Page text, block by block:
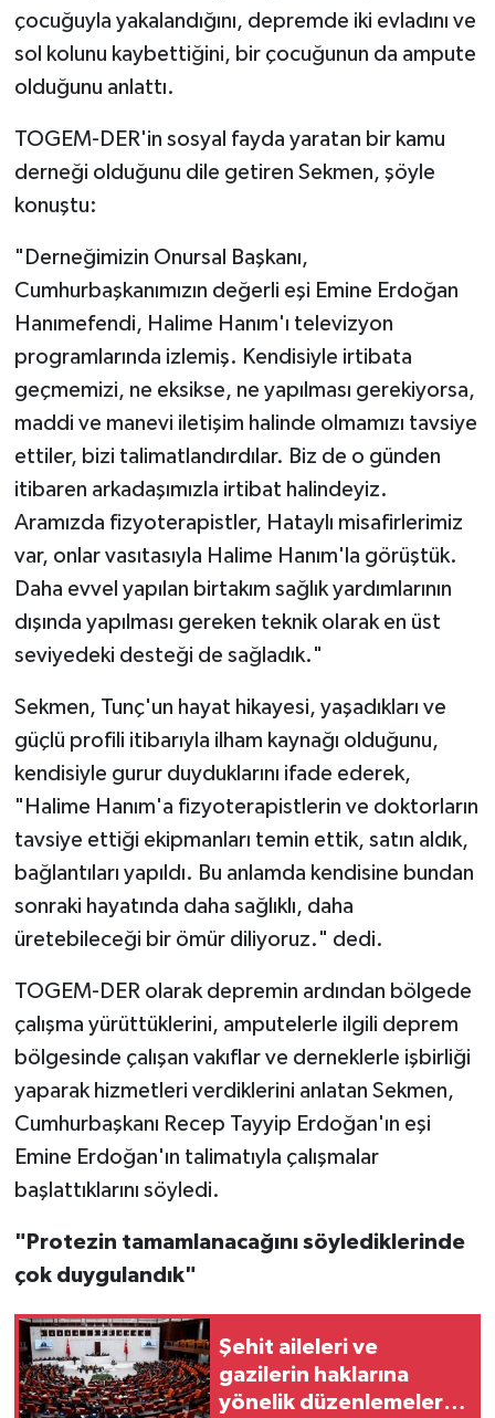
çocuğuyla yakalandığını, depremde iki evladını ve
sol kolunu kaybettiğini, bir çocuğunun da ampute
olduğunu anlattı.
TOGEM-DER'in sosyal fayda yaratan bir kamu
derneği olduğunu dile getiren Sekmen, şöyle
konuştu:
"Derneğimizin Onursal Başkanı,
Cumhurbaşkanımızın değerli eşi Emine Erdoğan
Hanımefendi, Halime Hanım'ı televizyon
programlarında izlemiş. Kendisiyle irtibata
geçmemizi, ne eksikse, ne yapılması gerekiyorsa,
maddi ve manevi iletişim halinde olmamızı tavsiye
ettiler, bizi talimatlandırdılar. Biz de o günden
itibaren arkadaşımızla irtibat halindeyiz.
Aramızda fizyoterapistler, Hataylı misafirlerimiz
var, onlar vasıtasıyla Halime Hanım'la görüştük.
Daha evvel yapılan birtakım sağlık yardımlarının
dışında yapılması gereken teknik olarak en üst
seviyedeki desteği de sağladık."
Sekmen, Tunç'un hayat hikayesi, yaşadıkları ve
güçlü profili itibarıyla ilham kaynağı olduğunu,
kendisiyle gurur duyduklarını ifade ederek,
"Halime Hanım'a fizyoterapistlerin ve doktorların
tavsiye ettiği ekipmanları temin ettik, satın aldık,
bağlantıları yapıldı. Bu anlamda kendisine bundan
sonraki hayatında daha sağlıklı, daha
üretebileceği bir ömür diliyoruz." dedi.
TOGEM-DER olarak depremin ardından bölgede
çalışma yürüttüklerini, amputelerle ilgili deprem
bölgesinde çalışan vakıflar ve derneklerle işbirliği
yaparak hizmetleri verdiklerini anlatan Sekmen,
Cumhurbaşkanı Recep Tayyip Erdoğan'ın eşi
Emine Erdoğan'ın talimatıyla çalışmalar
başlattıklarını söyledi.
"Protezin tamamlanacağını söylediklerinde
çok duygulandık"
Şehit aileleri ve
gazilerin haklarına
yönelik düzenlemeleri